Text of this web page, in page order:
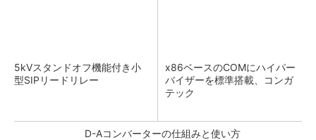
5kVスタンドオフ機能付き小
型SIPリードリレー
x86ベースのCOMにハイパー
バイザーを標準搭載、コンガ
テック
D-Aコンバーターの仕組みと使い方